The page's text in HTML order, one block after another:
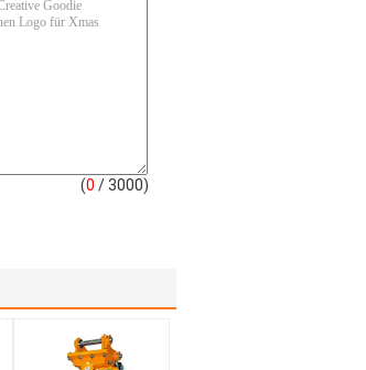
(0 / 3000)